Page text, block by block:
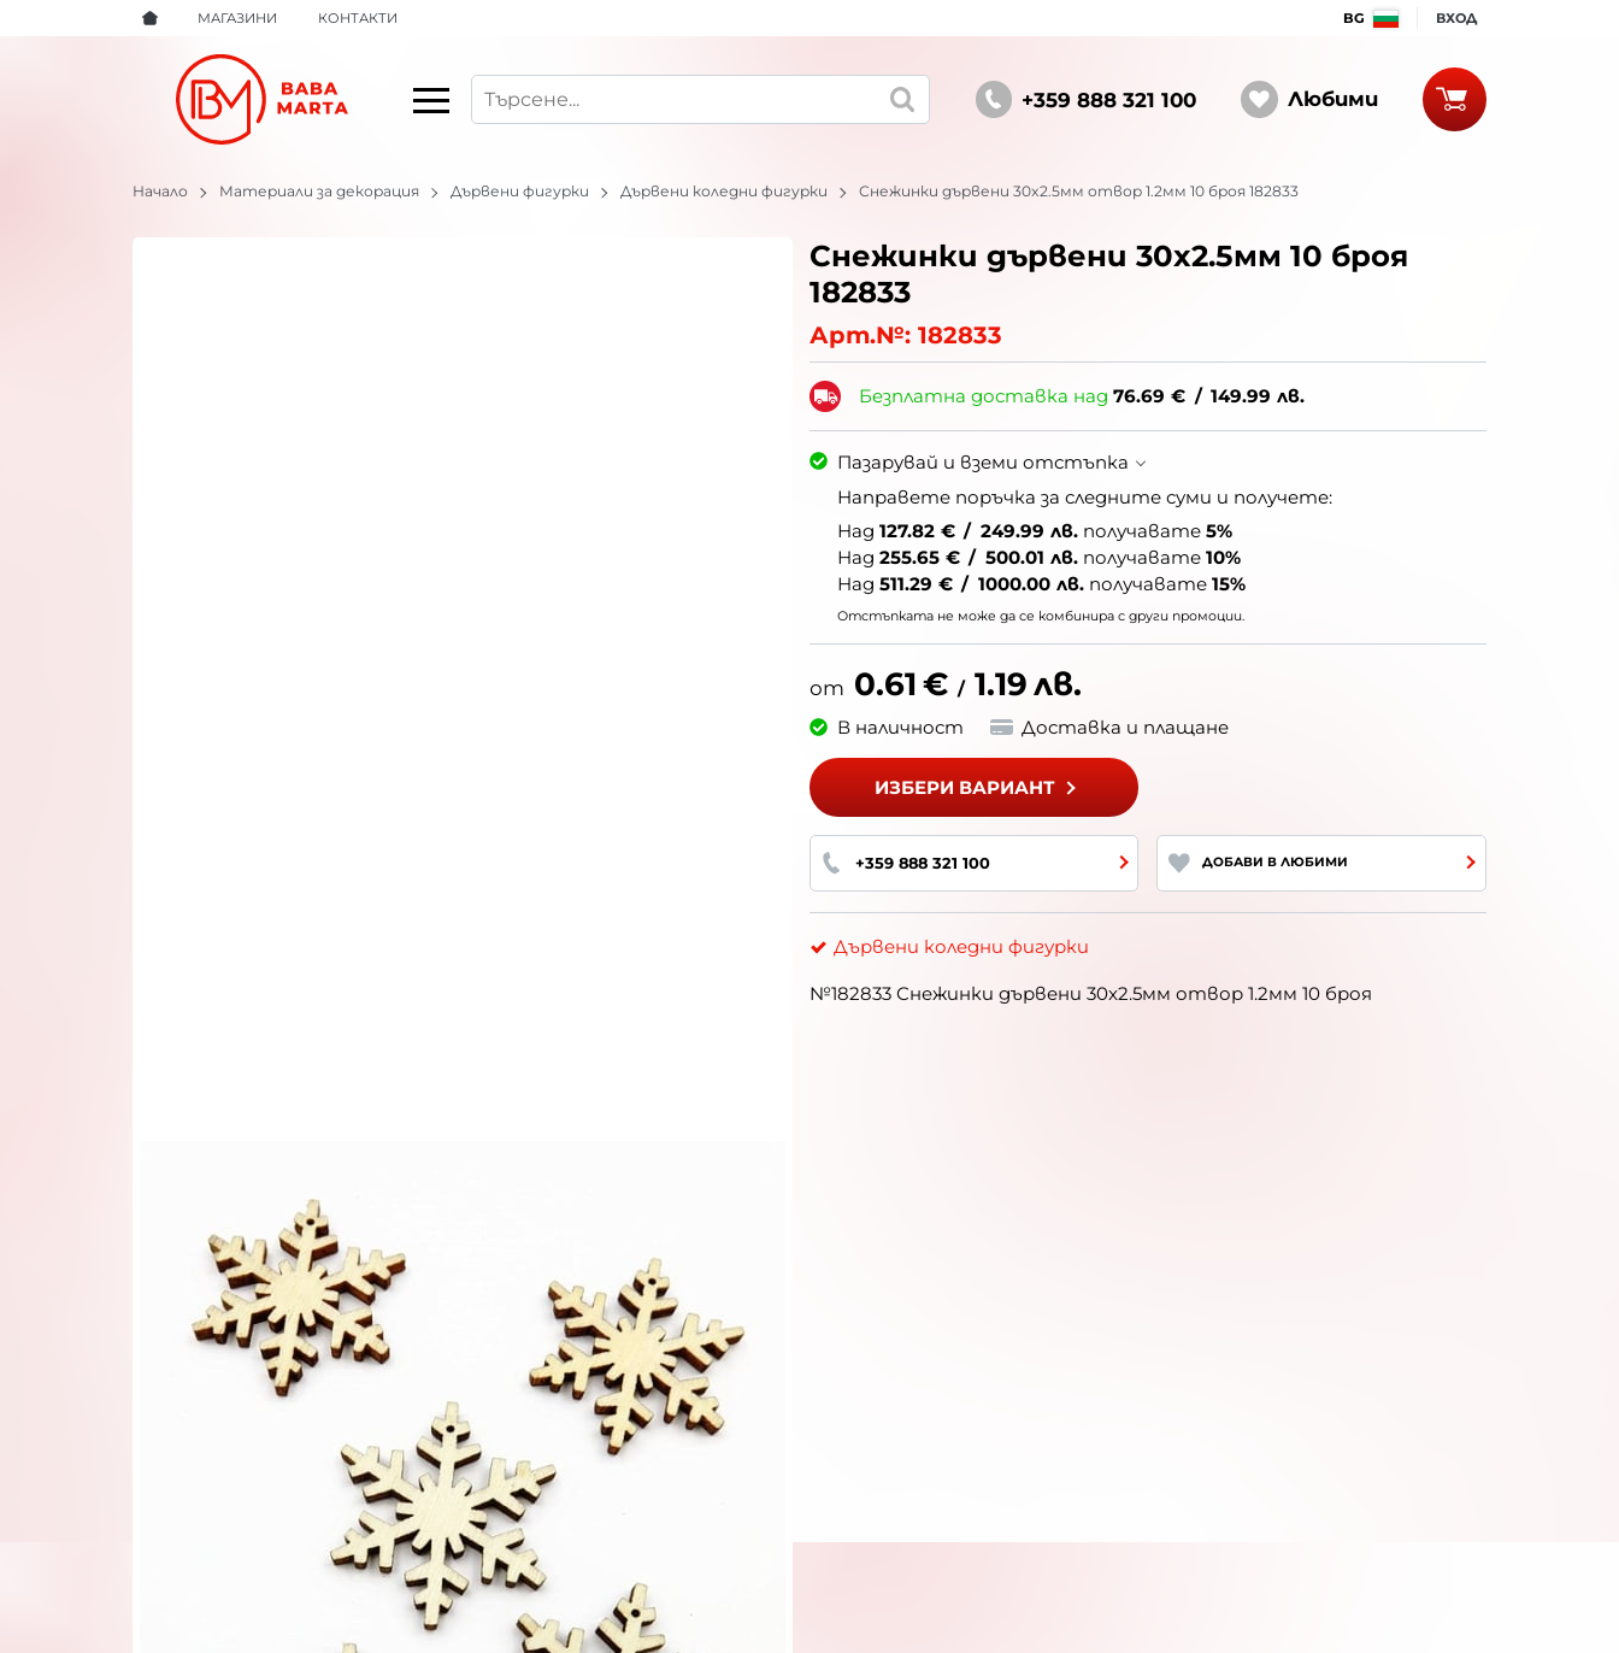
МАГАЗИНИ КОНТАКТИ BG ВХОД
+359 888 321 100 Любими
Начало Материали за декорация Дървени фигурки Дървени коледни фигурки Снежинки дървени 30x2.5мм отвор 1.2мм 10 броя 182833
Снежинки дървени 30x2.5мм 10 броя
182833
Арт.№: 182833
Безплатна доставка над76.69 € / 149.99 лв.
Пазарувай и вземи отстъпка
Направете поръчка за следните суми и получете:
Над 127.82 € / 249.99 лв.получавате 5%
Над 255.65 € / 500.01 лв.получавате 10%
Над 511.29 € / 1000.00 лв.получавате 15%
Отстъпката не може да се комбинира с други промоции.
0.61€ / 1.19лв.
В наличност Доставка и плащане
ИЗБЕРИ ВАРИАНТ
+359 888 321 100 ДОБАВИ В ЛЮБИМИ
Дървени коледни фигурки
№182833 Снежинки дървени 30x2.5мм отвор 1.2мм 10 броя